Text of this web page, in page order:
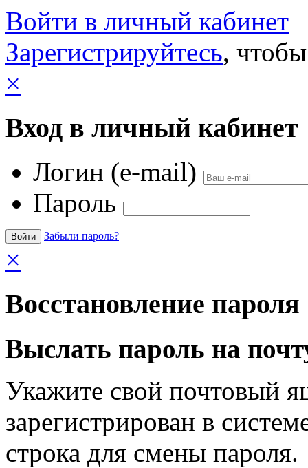
Войти в личный кабинет
Зарегистрируйтесь,
×
Вход в личный кабинет
Логин (e-mail)
Пароль
Забыли пароль?
×
Восстановление пароля
Выслать пароль на
Укажите свой почтовый
зарегистрирован в
строка для смены пароля.